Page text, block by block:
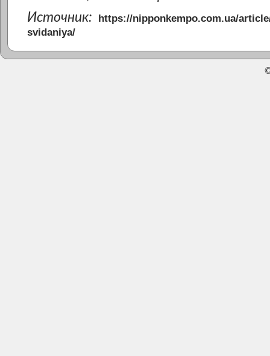
Источник: https://nipponkempo.com.ua/
svidaniya/